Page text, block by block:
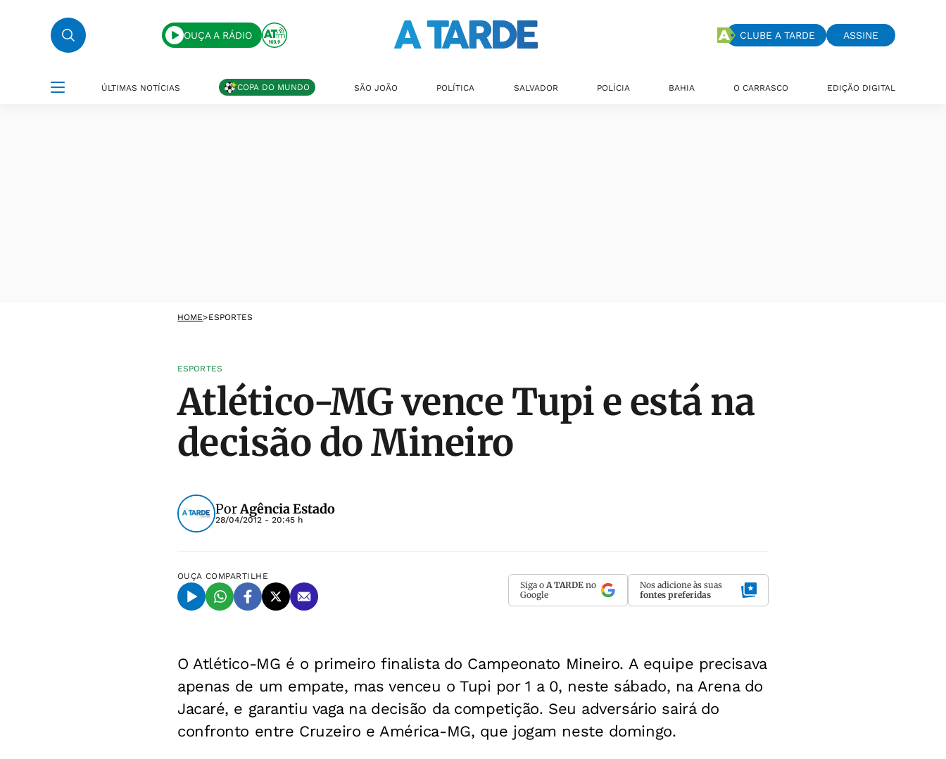
OUÇA A RÁDIO CLUBE A TARDE ASSINE
ÚLTIMAS NOTÍCIAS COPA DO MUNDO SÃO JOÃO POLÍTICA SALVADOR POLÍCIA BAHIA O CARRASCO EDIÇÃO DIGITAL
HOME>ESPORTES
ESPORTES
Atlético-MG vence Tupi e está na
decisão do Mineiro
PorAgência Estado
28/04/2012 - 20:45 h
OUÇA COMPARTILHE
Siga o A TARDE no
Google
Nos adicione às suas
fontes preferidas
O Atlético-MG é o primeiro finalista do Campeonato Mineiro. A equipe precisava
apenas de um empate, mas venceu o Tupi por 1 a 0, neste sábado, na Arena do
Jacaré, e garantiu vaga na decisão da competição. Seu adversário sairá do
confronto entre Cruzeiro e América-MG, que jogam neste domingo.